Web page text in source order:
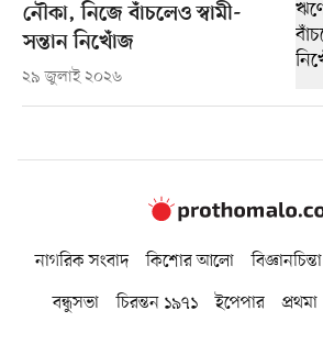
নৌকা, নিজে বাঁচলেও স্বামী-
সন্তান নিখোঁজ
২৯ জুলাই ২০২৬
নাগরিক সংবাদ কিশোর আলো বিজ্ঞানচিন্তা
বন্ধুসভা
চিরন্তন ১৯৭১ ইপেপার প্রথমা